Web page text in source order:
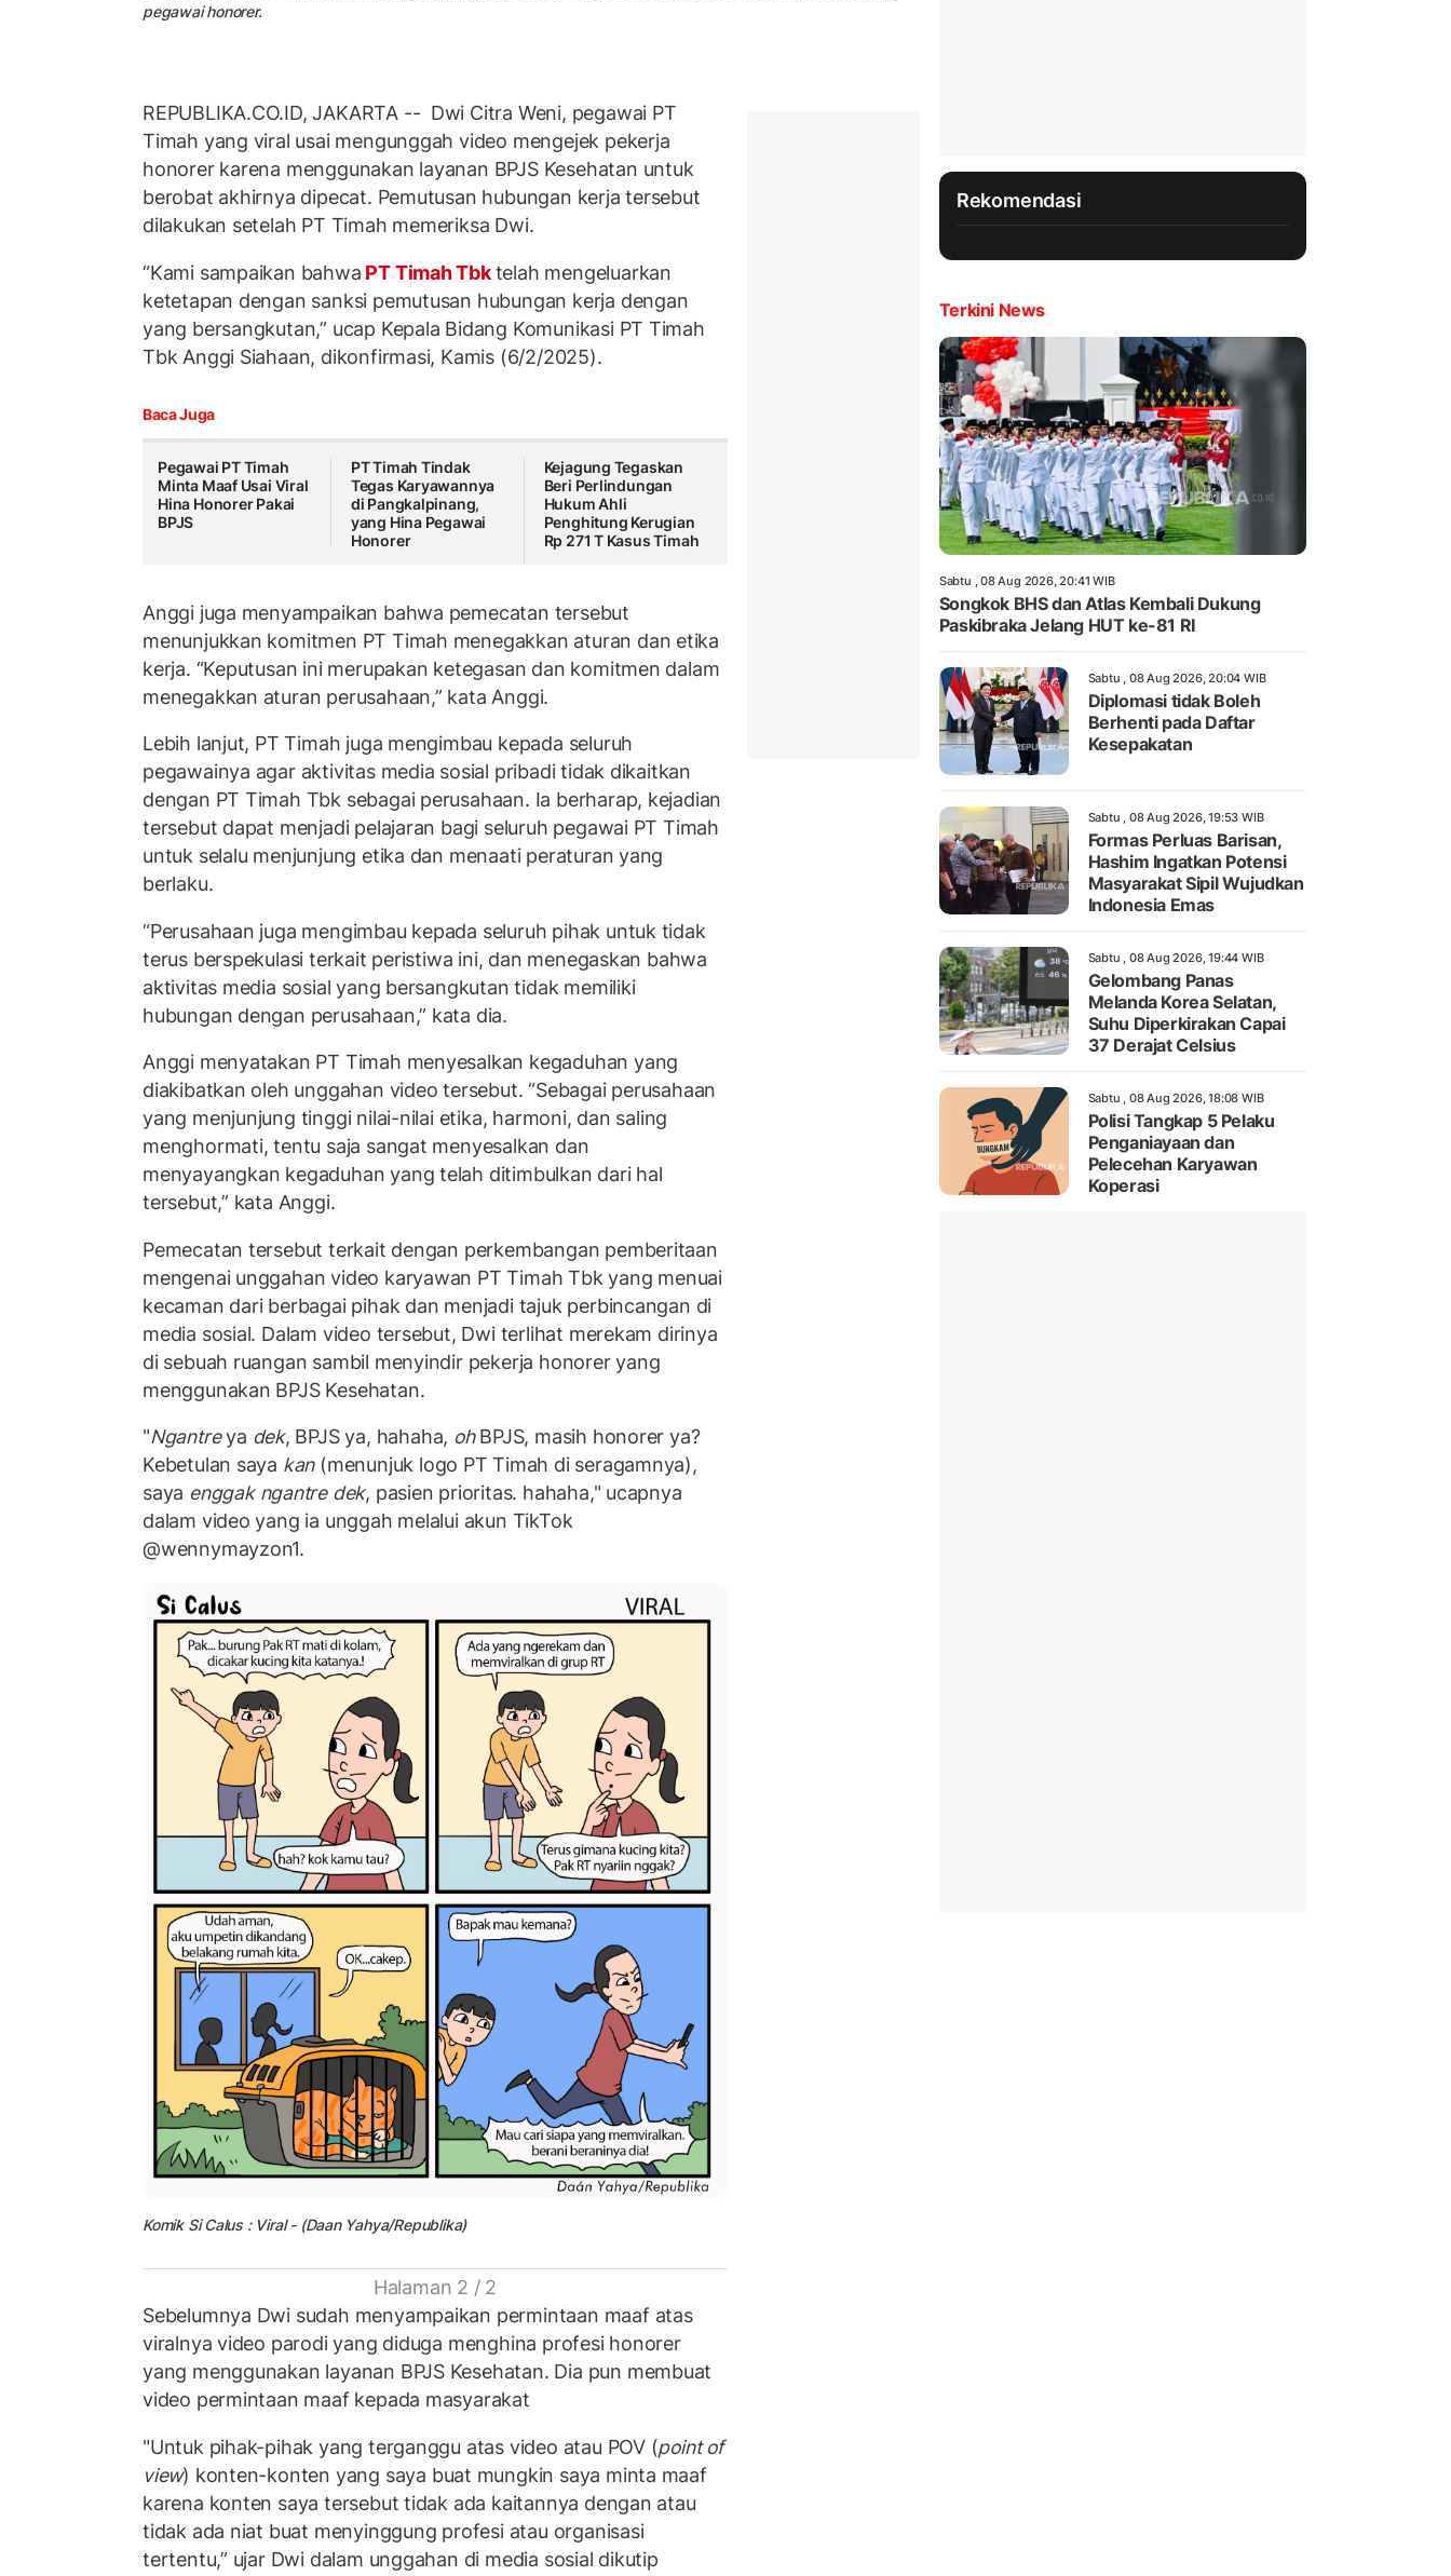
pegawai honorer.
REPUBLIKA.CO.ID, JAKARTA -- Dwi Citra Weni, pegawai PT
Timah yang viral usai mengunggah video mengejek pekerja
honorer karena menggunakan layanan BPJS Kesehatan untuk
berobat akhirnya dipecat. Pemutusan hubungan kerja tersebut
dilakukan setelah PT Timah memeriksa Dwi.
“Kami sampaikan bahwa PT Timah Tbktelah mengeluarkan
ketetapan dengan sanksi pemutusan hubungan kerja dengan
yang bersangkutan,” ucap Kepala Bidang Komunikasi PT Timah
Tbk Anggi Siahaan, dikonfirmasi, Kamis (6/2/2025).
Baca Juga
Pegawai PT Timah
Minta Maaf Usai Viral
Hina Honorer Pakai
BPJS
PT Timah Tindak
Tegas Karyawannya
di Pangkalpinang,
yang Hina Pegawai
Honorer
Kejagung Tegaskan
Beri Perlindungan
Hukum Ahli
Penghitung Kerugian
Rp 271 T Kasus Timah
Anggi juga menyampaikan bahwa pemecatan tersebut
menunjukkan komitmen PT Timah menegakkan aturan dan etika
kerja. “Keputusan ini merupakan ketegasan dan komitmen dalam
menegakkan aturan perusahaan,” kata Anggi.
Lebih lanjut, PT Timah juga mengimbau kepada seluruh
pegawainya agar aktivitas media sosial pribadi tidak dikaitkan
dengan PT Timah Tbk sebagai perusahaan. Ia berharap, kejadian
tersebut dapat menjadi pelajaran bagi seluruh pegawai PT Timah
untuk selalu menjunjung etika dan menaati peraturan yang
berlaku.
“Perusahaan juga mengimbau kepada seluruh pihak untuk tidak
terus berspekulasi terkait peristiwa ini, dan menegaskan bahwa
aktivitas media sosial yang bersangkutan tidak memiliki
hubungan dengan perusahaan,” kata dia.
Anggi menyatakan PT Timah menyesalkan kegaduhan yang
diakibatkan oleh unggahan video tersebut. “Sebagai perusahaan
yang menjunjung tinggi nilai-nilai etika, harmoni, dan saling
menghormati, tentu saja sangat menyesalkan dan
menyayangkan kegaduhan yang telah ditimbulkan dari hal
tersebut,” kata Anggi.
Pemecatan tersebut terkait dengan perkembangan pemberitaan
mengenai unggahan video karyawan PT Timah Tbk yang menuai
kecaman dari berbagai pihak dan menjadi tajuk perbincangan di
media sosial. Dalam video tersebut, Dwi terlihat merekam dirinya
di sebuah ruangan sambil menyindir pekerja honorer yang
menggunakan BPJS Kesehatan.
"Ngantreya dek, BPJS ya, hahaha, ohBPJS, masih honorer ya?
Kebetulan saya kan(menunjuk logo PT Timah di seragamnya),
saya enggak ngantre dek, pasien prioritas. hahaha," ucapnya
dalam video yang ia unggah melalui akun TikTok
@wennymayzon1.
Komik Si Calus : Viral - (Daan Yahya/Republika)
Halaman 2 / 2
Sebelumnya Dwi sudah menyampaikan permintaan maaf atas
viralnya video parodi yang diduga menghina profesi honorer
yang menggunakan layanan BPJS Kesehatan. Dia pun membuat
video permintaan maaf kepada masyarakat
"Untuk pihak-pihak yang terganggu atas video atau POV (point of
view) konten-konten yang saya buat mungkin saya minta maaf
karena konten saya tersebut tidak ada kaitannya dengan atau
tidak ada niat buat menyinggung profesi atau organisasi
tertentu,” ujar Dwi dalam unggahan di media sosial dikutip
Rekomendasi
Terkini News
Sabtu , 08 Aug 2026, 20:41 WIB
Songkok BHS dan Atlas Kembali Dukung
Paskibraka Jelang HUT ke-81 RI
Sabtu , 08 Aug 2026, 20:04 WIB
Diplomasi tidak Boleh
Berhenti pada Daftar
Kesepakatan
Sabtu , 08 Aug 2026, 19:53 WIB
Formas Perluas Barisan,
Hashim Ingatkan Potensi
Masyarakat Sipil Wujudkan
Indonesia Emas
Sabtu , 08 Aug 2026, 19:44 WIB
Gelombang Panas
Melanda Korea Selatan,
Suhu Diperkirakan Capai
37 Derajat Celsius
Sabtu , 08 Aug 2026, 18:08 WIB
Polisi Tangkap 5 Pelaku
Penganiayaan dan
Pelecehan Karyawan
Koperasi